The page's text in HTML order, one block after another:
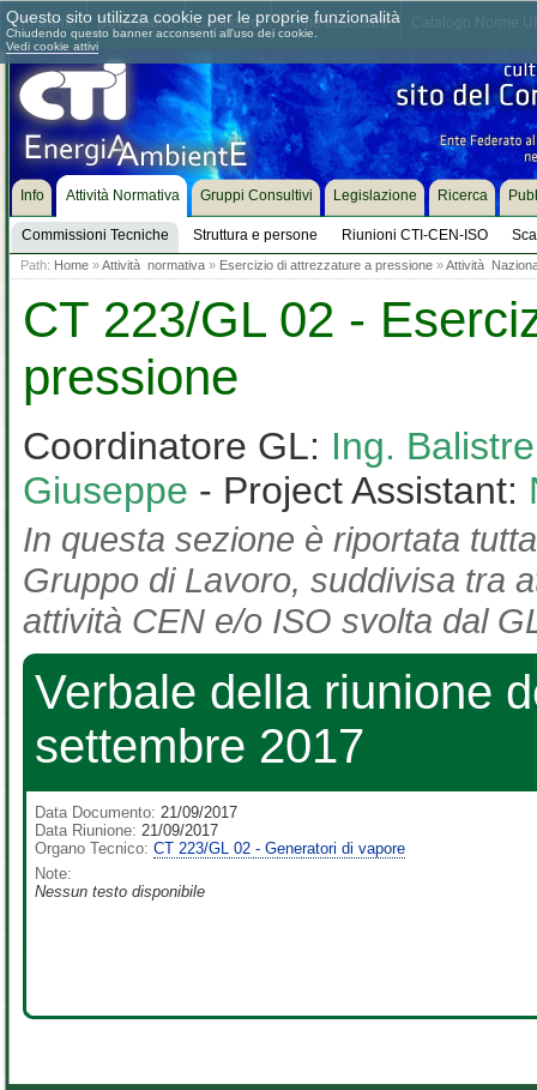
Chi siamo Dove siamo Contattaci Come associarsi
Info Attività Normativa
Commissioni Tecniche Struttura e persone Riunioni CTI-CEN-ISO
Gruppi Consultivi Legislazione Ricerca
Path: Home »Attività normativa » Esercizio di attrezzature a pressione »Attività
CT 223/GL 02 -
pressione
Coordinatore GL: Ing.
Giuseppe - Project Assistant:
In questa sezione è riportata
Gruppo di Lavoro, suddivisa tra
attività CEN e/o ISO svolta dal
Verbale della riunione
settembre 2017
Data Documento: 21/09/2017
Data Riunione: 21/09/2017
Organo Tecnico: CT 223/GL 02 - Generatori di vapore
Note:
Nessun testo disponibile
Questo sito utilizza cookie per le proprie funzionalità
Chiudendo questo banner acconsenti all'uso dei cookie.
Vedi cookie attivi